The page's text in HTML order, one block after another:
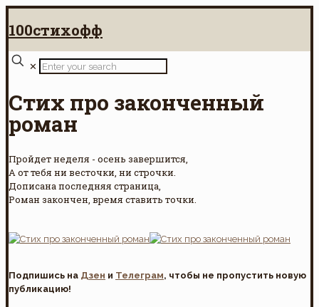
100стихофф
✕
Стих про законченный
роман
Пройдет неделя - осень завершится,
А от тебя ни весточки, ни строчки.
Дописана последняя страница,
Роман закончен, время ставить точки.
Подпишись на Дзен и Телеграм, чтобы не пропустить новую
публикацию!